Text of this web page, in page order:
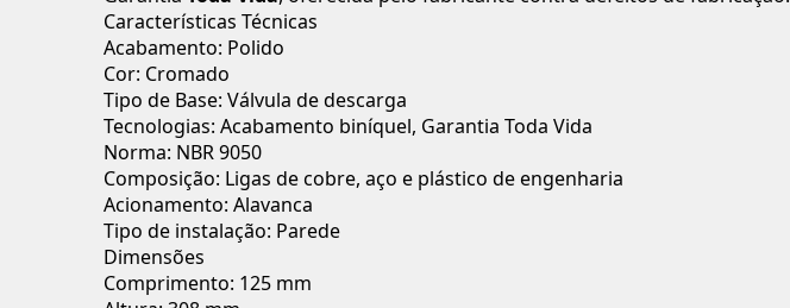
Características Técnicas
Acabamento: Polido
Cor: Cromado
Tipo de Base: Válvula de descarga
Tecnologias: Acabamento biníquel, Garantia Toda Vida
Norma: NBR 9050
Composição: Ligas de cobre, aço e plástico de engenharia
Acionamento: Alavanca
Tipo de instalação: Parede
Dimensões
Comprimento: 125 mm